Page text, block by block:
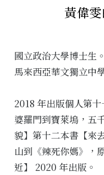
黃偉
國立政治大學博士生
馬來西亞華文獨立中
2018 年出版個人第
婆羅門到寶萊塢，五
貌】第十二本書【來
山到《辣死你媽》，
近】 2020 年出版。